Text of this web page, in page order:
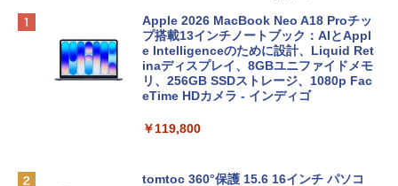
Apple 2026 MacBook Neo A18 Proチッ
プ搭載13インチノートブック：AIとAppl
e Intelligenceのために設計、Liquid Ret
inaディスプレイ、8GBユニファイドメモ
リ、256GB SSDストレージ、1080p Fac
eTime HDカメラ - インディゴ
￥119,800
tomtoc 360°保護 15.6 16インチ パソコ